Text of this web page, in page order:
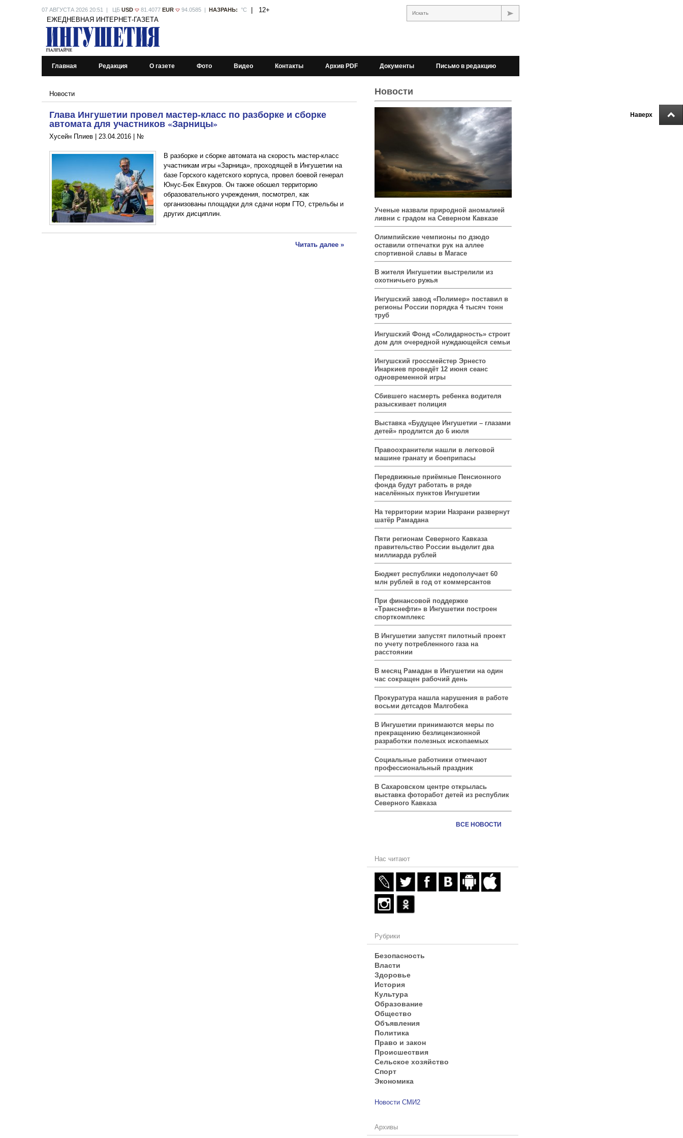
Наверх
07 АВГУСТА 2026 20:51 | ЦБ USD 81.4077 EUR 94.0585 | НАЗРАНЬ: °С 12+ Искать
ЕЖЕДНЕВНАЯ ИНТЕРНЕТ-ГАЗЕТА
Главная Редакция О газете Фото Видео Контакты Архив PDF Документы Письмо в редакцию
Новости
Глава Ингушетии провел мастер-класс по разборке и сборке
автомата для участников «Зарницы»
Хусейн Плиев | 23.04.2016 №
В разборке и сборке автомата на скорость мастер-класс
участникам игры «Зарница», проходящей в Ингушетии на
базе Горского кадетского корпуса, провел боевой генерал
Юнус-Бек Евкуров. Он также обошел территорию
образовательного учреждения, посмотрел, как
организованы площадки для сдачи норм ГТО, стрельбы и
других дисциплин.
Читать далее »
Новости
Ученые назвали природной аномалией
ливни с градом на Северном Кавказе
Олимпийские чемпионы по дзюдо
оставили отпечатки рук на аллее
спортивной славы в Магасе
В жителя Ингушетии выстрелили из
охотничьего ружья
Ингушский завод «Полимер» поставил в
регионы России порядка 4 тысяч тонн
труб
Ингушский Фонд «Солидарность» строит
дом для очередной нуждающейся семьи
Ингушский гроссмейстер Эрнесто
Инаркиев проведёт 12 июня сеанс
одновременной игры
Сбившего насмерть ребенка водителя
разыскивает полиция
Выставка «Будущее Ингушетии – глазами
детей» продлится до 6 июля
Правоохранители нашли в легковой
машине гранату и боеприпасы
Передвижные приёмные Пенсионного
фонда будут работать в ряде
населённых пунктов Ингушетии
На территории мэрии Назрани развернут
шатёр Рамадана
Пяти регионам Северного Кавказа
правительство России выделит два
миллиарда рублей
Бюджет республики недополучает 60
млн рублей в год от коммерсантов
При финансовой поддержке
«Транснефти» в Ингушетии построен
спорткомплекс
В Ингушетии запустят пилотный проект
по учету потребленного газа на
расстоянии
В месяц Рамадан в Ингушетии на один
час сокращен рабочий день
Прокуратура нашла нарушения в работе
восьми детсадов Малгобека
В Ингушетии принимаются меры по
прекращению безлицензионной
разработки полезных ископаемых
Социальные работники отмечают
профессиональный праздник
В Сахаровском центре открылась
выставка фоторабот детей из республик
Северного Кавказа
ВСЕ НОВОСТИ
Нас читают
Рубрики
Безопасность
Власти
Здоровье
История
Культура
Образование
Общество
Объявления
Политика
Право и закон
Происшествия
Сельское хозяйство
Спорт
Экономика
Новости СМИ2
Архивы